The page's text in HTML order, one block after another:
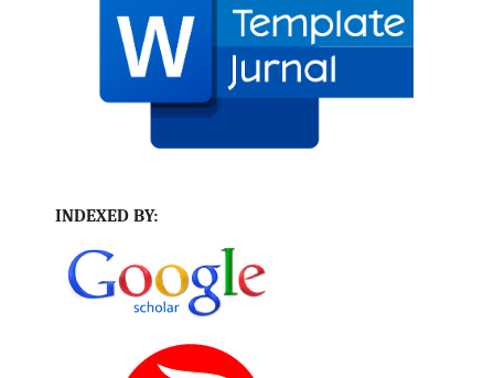
INDEXED BY: